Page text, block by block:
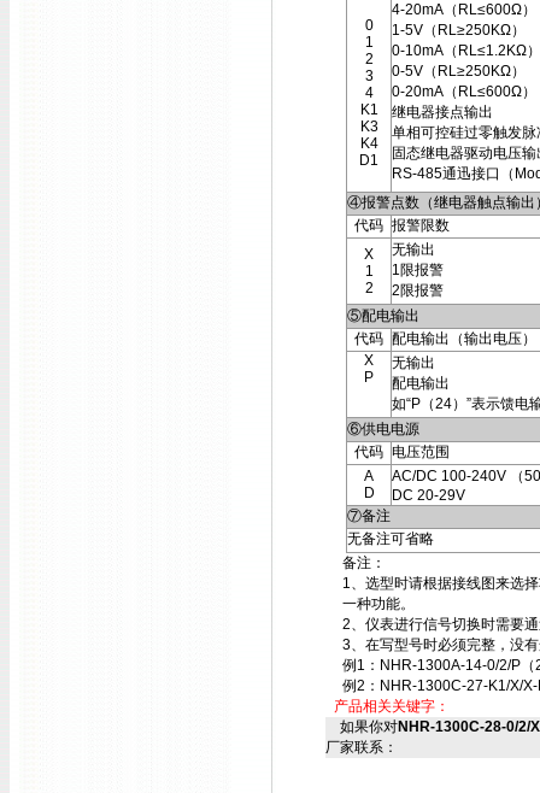
0
1
2
3
4
K1
K3
K4
D1
4-20mA（RL≤600Ω）
1-5V（RL≥250KΩ）
0-10mA（RL≤1.2KΩ）
0-5V（RL≥250KΩ）
0-20mA（RL≤600Ω）
继电器接点输出
单相可控硅过零触发脉
固态继电器驱动电压输
RS-485通迅接口（
④报警点数（继电器触点输出
代码 报警限数
X
1
2
无输出
1限报警
2限报警
⑤配电输出
代码 配电输出（输出电压）
X
P
无输出
配电输出
如“P（24）”表示馈电
⑥供电电源
代码 电压范围
A
D
AC/DC 100-240V （
DC 20-29V
⑦备注
无备注可省略
备注：
1、选型时请根据接线图来选
一种功能。
2、仪表进行信号切换时需要
3、在写型号时必须完整，没
例1：NHR-1300A-14-0/2/P（
例2：NHR-1300C-27-K1/X/X-
产品相关关键字：
如果你对NHR-1300C-28-0/2/
厂家联系：